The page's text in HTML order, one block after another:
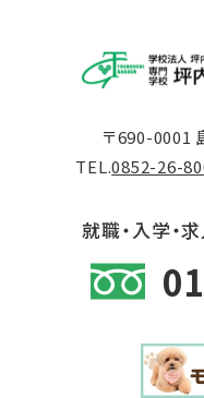
〒690-0001
TEL.0852-26-
就職・入学・